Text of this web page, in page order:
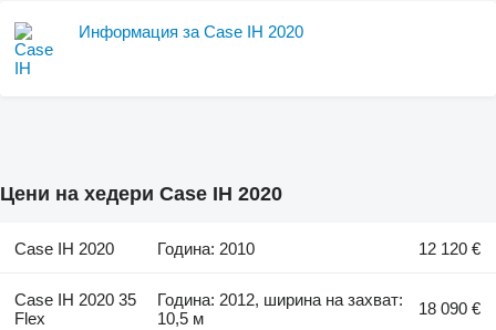
Информация за Case IH 2020
Цени на хедери Case IH 2020
Case IH 2020 Година: 2010 12 120 €
Case IH 2020 35
Flex
Година: 2012, ширина на захват:
10,5 м
18 090 €